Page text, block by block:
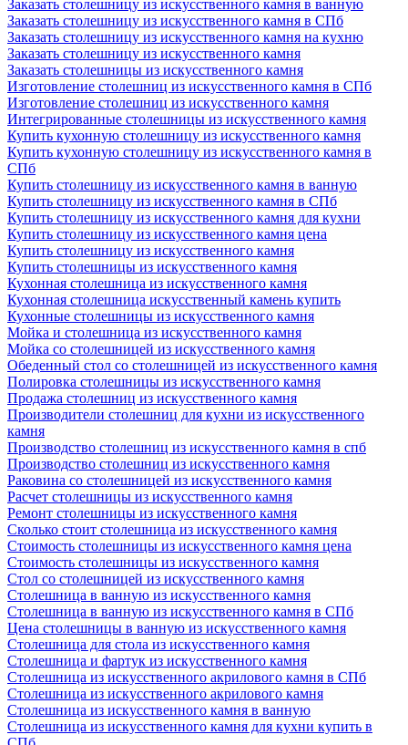
Заказать столешницу из искусственного камня в ванную
Заказать столешницу из искусственного камня в СПб
Заказать столешницу из искусственного камня на кухню
Заказать столешницу из искусственного камня
Заказать столешницы из искусственного камня
Изготовление столешниц из искусственного камня в СПб
Изготовление столешниц из искусственного камня
Интегрированные столешницы из искусственного камня
Купить кухонную столешницу из искусственного камня
Купить кухонную столешницу из искусственного камня в
СПб
Купить столешницу из искусственного камня в ванную
Купить столешницу из искусственного камня в СПб
Купить столешницу из искусственного камня для кухни
Купить столешницу из искусственного камня цена
Купить столешницу из искусственного камня
Купить столешницы из искусственного камня
Кухонная столешница из искусственного камня
Кухонная столешница искусственный камень купить
Кухонные столешницы из искусственного камня
Мойка и столешница из искусственного камня
Мойка со столешницей из искусственного камня
Обеденный стол со столешницей из искусственного камня
Полировка столешницы из искусственного камня
Продажа столешниц из искусственного камня
Производители столешниц для кухни из искусственного
камня
Производство столешниц из искусственного камня в спб
Производство столешниц из искусственного камня
Раковина со столешницей из искусственного камня
Расчет столешницы из искусственного камня
Ремонт столешницы из искусственного камня
Сколько стоит столешница из искусственного камня
Стоимость столешницы из искусственного камня цена
Стоимость столешницы из искусственного камня
Стол со столешницей из искусственного камня
Столешница в ванную из искусственного камня
Столешница в ванную из искусственного камня в СПб
Цена столешницы в ванную из искусственного камня
Столешница для стола из искусственного камня
Столешница и фартук из искусственного камня
Столешница из искусственного акрилового камня в СПб
Столешница из искусственного акрилового камня
Столешница из искусственного камня в ванную
Столешница из искусственного камня для кухни купить в